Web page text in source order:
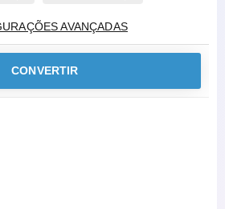
AVANÇADAS
CONVERTIR